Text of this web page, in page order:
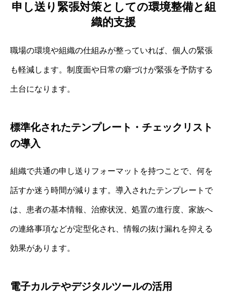
申し送り緊張対策としての環境整備と組
織的支援
職場の環境や組織の仕組みが整っていれば、個人の緊張
も軽減します。制度面や日常の癖づけが緊張を予防する
土台になります。
標準化されたテンプレート・チェックリスト
の導入
組織で共通の申し送りフォーマットを持つことで、何を
話すか迷う時間が減ります。導入されたテンプレートで
は、患者の基本情報、治療状況、処置の進行度、家族へ
の連絡事項などが定型化され、情報の抜け漏れを抑える
効果があります。
電子カルテやデジタルツールの活用